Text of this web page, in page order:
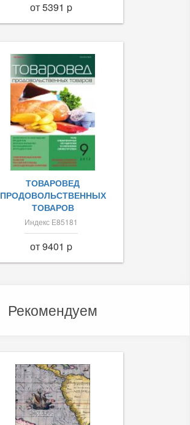
от 5391 p
ТОВАРОВЕД
ПРОДОВОЛЬСТВЕННЫХ
ТОВАРОВ
Индекс Е85181
от 9401 p
Рекомендуем